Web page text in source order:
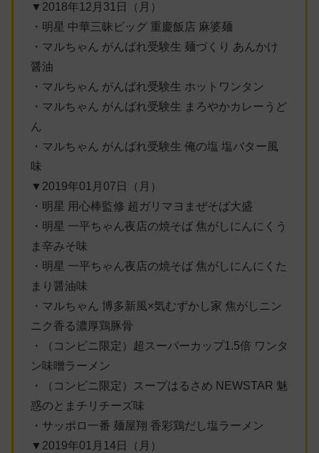
▼2018年12月31日（月）
・明星 中華三昧ビッグ 重慶飯店 麻婆麺
・マルちゃん がんばれ受験生 麺づくり あんかけ
醤油
・マルちゃん がんばれ受験生 ホットワンタン
・マルちゃん がんばれ受験生 まろやかカレーうど
ん
・マルちゃん がんばれ受験生 俺の塩 塩バター風
味
▼2019年01月07日（月）
・明星 用心棒監修 超ガリマヨまぜそば大盛
・明星 一平ちゃん夜店の焼そば 焦がしにんにくう
ま辛みそ味
・明星 一平ちゃん夜店の焼そば 焦がしにんにくた
まり醤油味
・マルちゃん 博多新風×気むずかし家 焦がしニン
ニク香る濃厚鶏豚骨
・（コンビニ限定）超スーパーカップ1.5倍 ワンタ
ン味噌ラーメン
・（コンビニ限定）スープはるさめ NEWSTAR 魅
惑のとまチリチーズ味
・サッポロ一番 麺屋翔 香彩鶏だし塩ラーメン
▼2019年01月14日（月）